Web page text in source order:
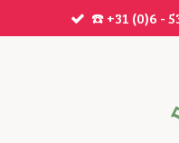
☎️ +31 (0)6 -